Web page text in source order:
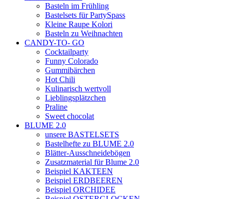
Basteln im Frühling
Bastelsets für PartySpass
Kleine Raupe Kolori
Basteln zu Weihnachten
CANDY-TO- GO
Cocktailparty
Funny Colorado
Gummibärchen
Hot Chili
Kulinarisch wertvoll
Lieblingsplätzchen
Praline
Sweet chocolat
BLUME 2.0
unsere BASTELSETS
Bastelhefte zu BLUME 2.0
Blätter-Ausschneidebögen
Zusatzmaterial für Blume 2.0
Beispiel KAKTEEN
Beispiel ERDBEEREN
Beispiel ORCHIDEE